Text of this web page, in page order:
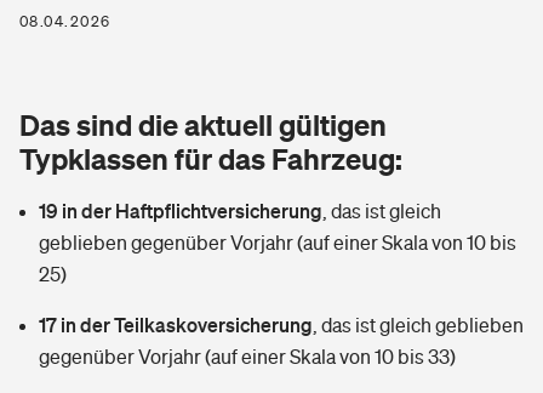
Rentenrechner: Wie viel Geld bekomme ich im Alter?
Wer versichert was: Jetzt Versicherer finden
Sie haben Fragen?
Wärmepumpen versichern
Vermieterrrechtsschutz
Mietkautionsversicherung
Restkreditversicherung
Zur Übersicht
Kinderunfall­ver­si­che­rung
Reiseversicherung
Tierkrankenversicherung
Zur Übersicht
08.04.2026
Das sind die aktuell gültigen
Typklassen für das Fahrzeug:
19 in der Haftpflichtversicherung das ist gleich
geblieben gegenüber Vorjahr (auf einer Skala von 10 bis
25)
17 in der Teilkaskoversicherung das ist gleich geblieben
gegenüber Vorjahr (auf einer Skala von 10 bis 33)